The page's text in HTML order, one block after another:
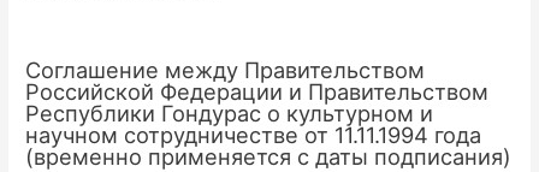
Соглашение между Правительством
Российской Федерации и Правительством
Республики Гондурас о культурном и
научном сотрудничестве от 11.11.1994 года
(временно применяется с даты подписания)